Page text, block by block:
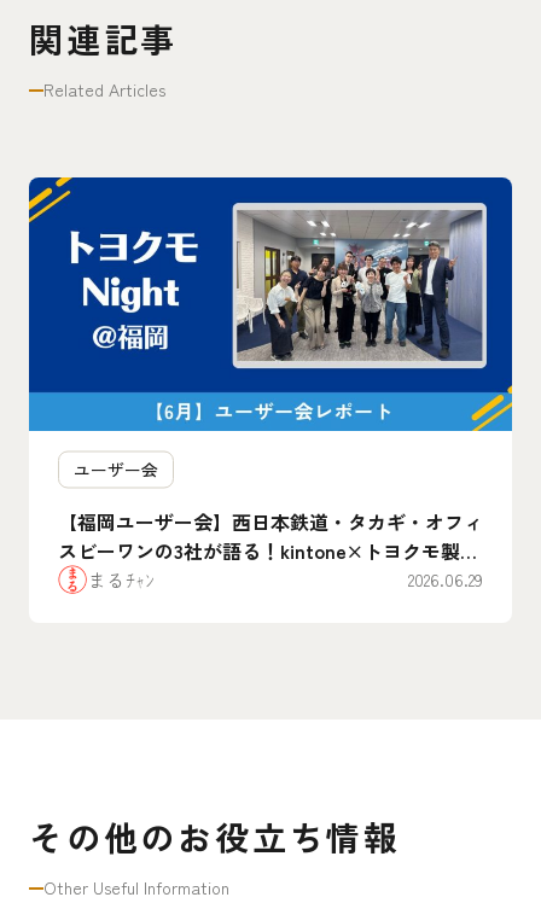
関連記事
Related Articles
ユーザー会
【福岡ユーザー会】西日本鉄道・タカギ・オフィ
スビーワンの3社が語る！kintone×トヨクモ製品
のリアルな”腹割”活用事例まとめ
まるﾁｬﾝ 2026.06.29
その他のお役立ち情報
Other Useful Information